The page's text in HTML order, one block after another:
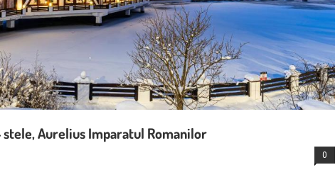
stele, Aurelius Imparatul Romanilor
0